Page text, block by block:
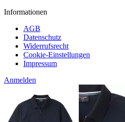
Informationen
AGB
Datenschutz
Widerrufsrecht
Cookie-Einstellungen
Impressum
Anmelden